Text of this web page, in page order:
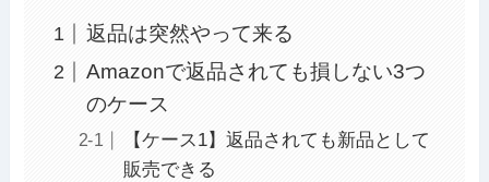
返品は突然やって来る
Amazonで返品されても損しない3つ
のケース
【ケース1】返品されても新品として
販売できる